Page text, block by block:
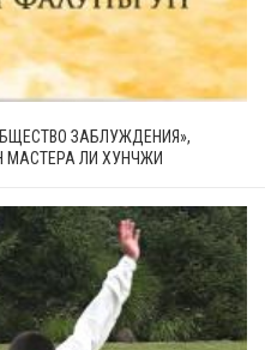
ЗАБЛУЖДЕНИЯ»,
МАСТЕРА ЛИ ХУНЧЖИ